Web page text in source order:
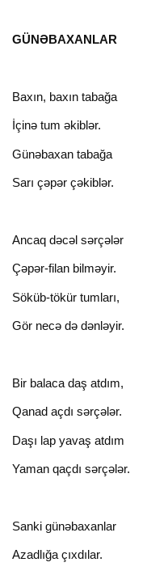
GÜNƏBAXANLAR
Вахın, baxın tabağa
İçinə tum əkiblər.
Günəbaxan tabağa
Sarı çəpər çəkiblər.
Ancaq dəcəl sərçələr
Çəpər-filan bilməyir.
Söküb-tökür tumları,
Gör necə də dənləyir.
Bir balaca daş atdım,
Qanad açdı sərçələr.
Daşı lap yavaş atdım
Yaman qaçdı sərçələr.
Sanki günəbaxanlar
Azadlığa çıxdılar.